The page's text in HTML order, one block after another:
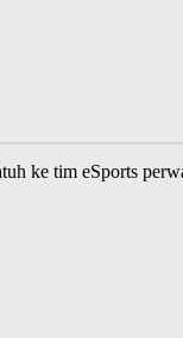
ke tim eSports